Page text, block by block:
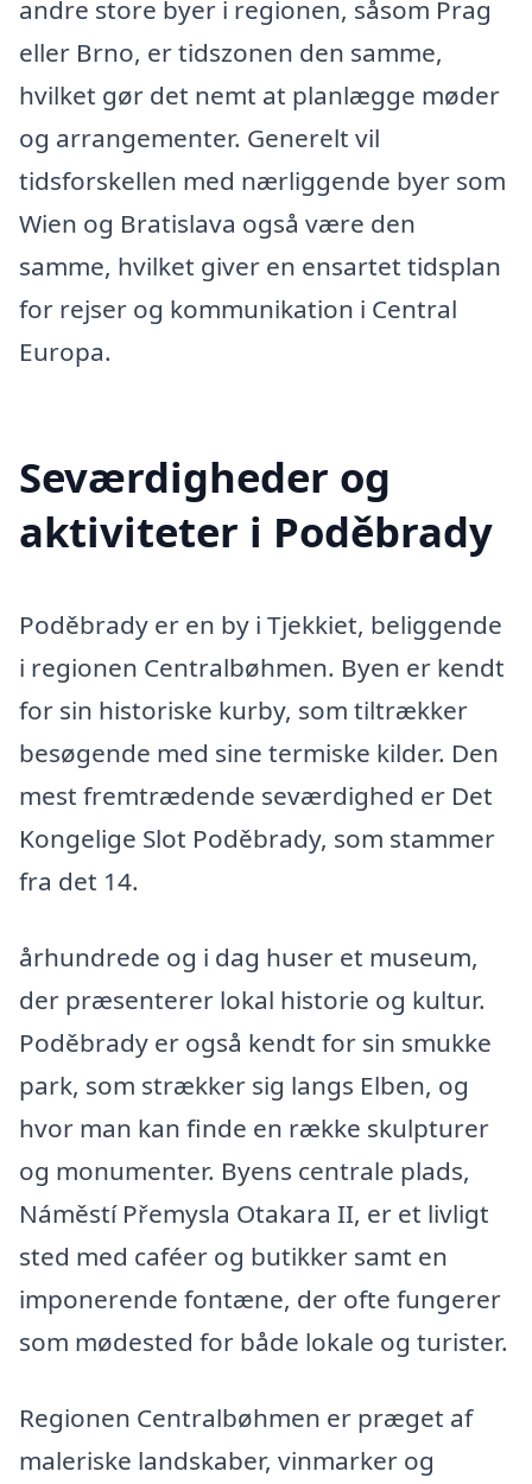
andre store byer i regionen, såsom Prag
eller Brno, er tidszonen den samme,
hvilket gør det nemt at planlægge møder
og arrangementer. Generelt vil
tidsforskellen med nærliggende byer som
Wien og Bratislava også være den
samme, hvilket giver en ensartet tidsplan
for rejser og kommunikation i Central
Europa.
Seværdigheder og
aktiviteter i Poděbrady
Poděbrady er en by i Tjekkiet, beliggende
i regionen Centralbøhmen. Byen er kendt
for sin historiske kurby, som tiltrækker
besøgende med sine termiske kilder. Den
mest fremtrædende seværdighed er Det
Kongelige Slot Poděbrady, som stammer
fra det 14.
århundrede og i dag huser et museum,
der præsenterer lokal historie og kultur.
Poděbrady er også kendt for sin smukke
park, som strækker sig langs Elben, og
hvor man kan finde en række skulpturer
og monumenter. Byens centrale plads,
Náměstí Přemysla Otakara II, er et livligt
sted med caféer og butikker samt en
imponerende fontæne, der ofte fungerer
som mødested for både lokale og turister.
Regionen Centralbøhmen er præget af
maleriske landskaber, vinmarker og